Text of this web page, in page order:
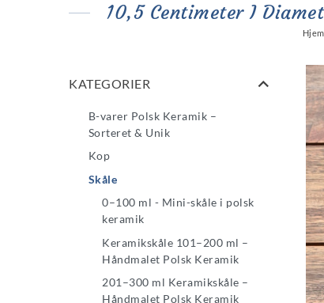
10,5 Centimeter I
Hjem
KATEGORIER
B-varer Polsk Keramik –
Sorteret & Unik
Kop
Skåle
0–100 ml - Mini-skåle i polsk
keramik
Keramikskåle 101–200 ml –
Håndmalet Polsk Keramik
201–300 ml Keramikskåle –
Håndmalet Polsk Keramik